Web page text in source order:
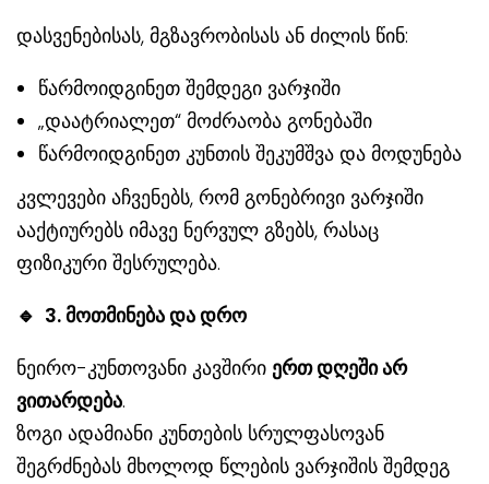
დასვენებისას, მგზავრობისას ან ძილის წინ:
წარმოიდგინეთ შემდეგი ვარჯიში
„დაატრიალეთ“ მოძრაობა გონებაში
წარმოიდგინეთ კუნთის შეკუმშვა და მოდუნება
კვლევები აჩვენებს, რომ გონებრივი ვარჯიში
ააქტიურებს იმავე ნერვულ გზებს, რასაც
ფიზიკური შესრულება.
🔹 3. მოთმინება და დრო
ნეირო-კუნთოვანი კავშირი ერთ დღეში არ
ვითარდება.
ზოგი ადამიანი კუნთების სრულფასოვან
შეგრძნებას მხოლოდ წლების ვარჯიშის შემდეგ